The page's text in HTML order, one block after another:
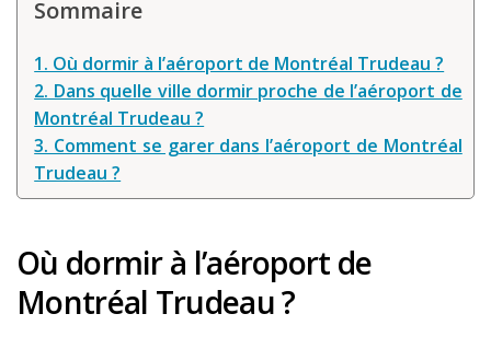
Sites utiles
Réserver un vol !
Le logement en voyage
Assurance voyage !
voyage !
Louer une voiture !
Sommaire
1. Où dormir à l’aéroport de Montréal Trudeau ?
2. Dans quelle ville dormir proche de l’aéroport de
Montréal Trudeau ?
3. Comment se garer dans l’aéroport de Montréal
Trudeau ?
Où dormir à l’aéroport de
Montréal Trudeau ?